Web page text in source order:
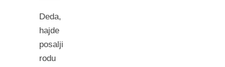
Deda,
hajde
posalji
rodu